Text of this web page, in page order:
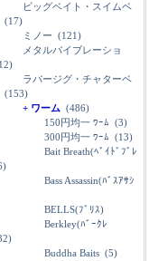
ビッグベイト・スイムベ
(17)
ミノー (121)
メタルバイブレーショ
ラバージグ・チャターベ
(153)
+ ワーム (486)
150円均一 ﾜｰﾑ (3)
300円均一 ﾜｰﾑ (13)
Bait Breath(ﾍﾞｲﾄﾞﾌﾞﾚ
Bass Assassin(ﾊﾞｽｱｻｼ
BELLS(ﾌﾞﾘｽ)
Berkley(ﾊﾞｰｸﾚ
Buddha Baits (5)